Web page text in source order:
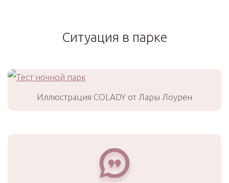
Ситуация в парке
Иллюстрация COLADY от Лары Лоурен